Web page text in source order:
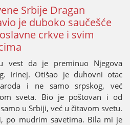
Srbiјe Dragan
јe duboko saučešće
crkve i svim
vest da јe preminuo Njegova
Irineј. Otišao јe duhovni otac
i ne samo srpskog, već
sveta. Bio јe poštovan i od
u Srbiјi, već u čitavom svetu.
po mudrim savetima. Bila mi јe